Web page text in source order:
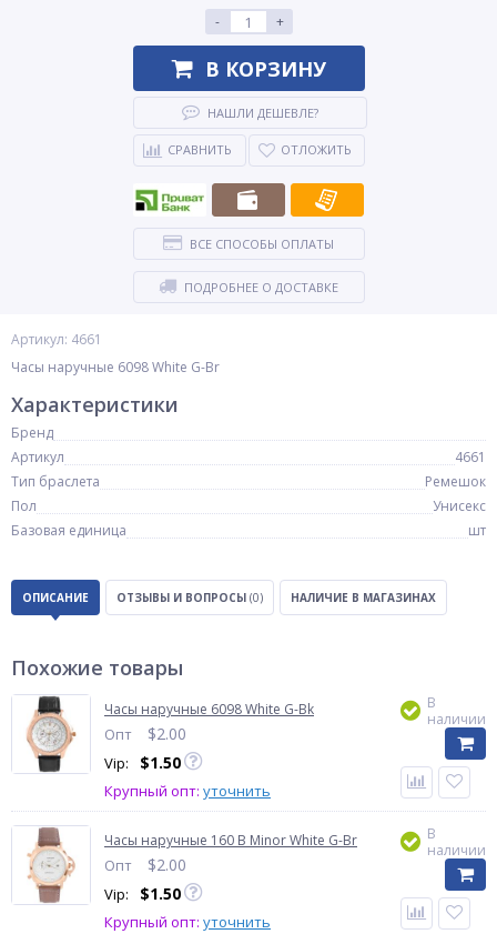
Артикул: 4661
Часы наручные 6098 White G-Br
-
+
В КОРЗИНУ
НАШЛИ ДЕШЕВЛЕ?
СРАВНИТЬ ОТЛОЖИТЬ
ВСЕ СПОСОБЫ ОПЛАТЫ
ПОДРОБНЕЕ О ДОСТАВКЕ
Характеристики
Бренд
Артикул
4661
Тип браслета
Ремешок
Пол
Унисекс
Базовая единица
шт
ОПИСАНИЕ ОТЗЫВЫ И ВОПРОСЫ (0) НАЛИЧИЕ В МАГАЗИНАХ
Похожие товары
Часы наручные 6098 White G-Bk
Опт $2.00
Vip: $1.50
Крупный опт: уточнить
В
наличии
Часы наручные 160 B Minor White G-Br
Опт $2.00
Vip: $1.50
Крупный опт: уточнить
В
наличии